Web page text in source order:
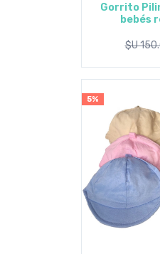
Gorrito
bebés
$U
5%